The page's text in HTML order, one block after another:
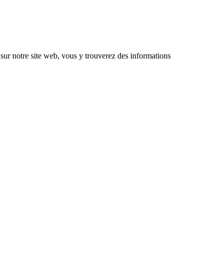
sur notre site web, vous y trouverez des informations